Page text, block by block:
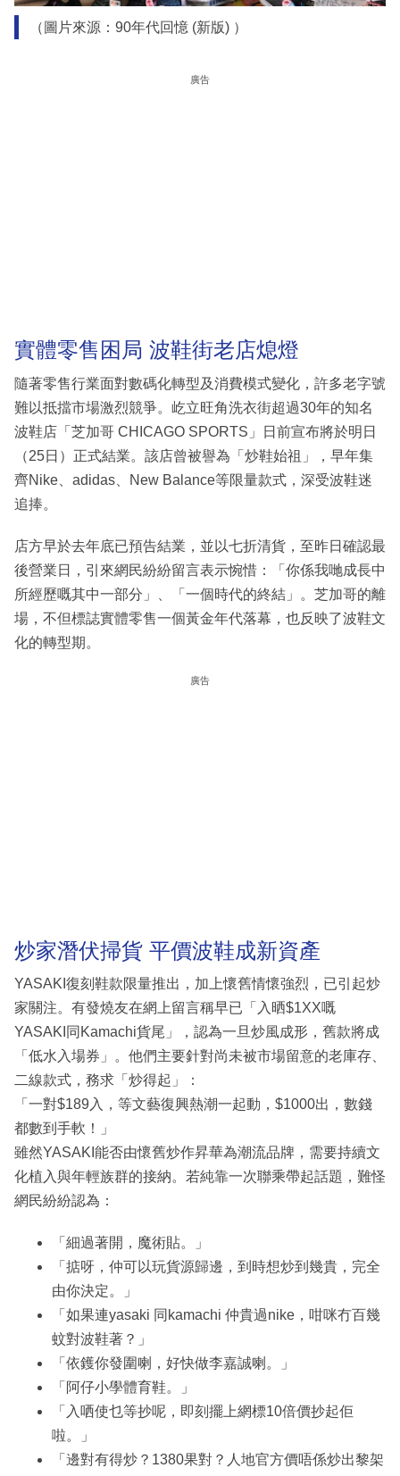
（圖片來源：90年代回憶 (新版) ）
廣告
實體零售困局 波鞋街老店熄燈
隨著零售行業面對數碼化轉型及消費模式變化，許多老字號
難以抵擋市場激烈競爭。屹立旺角洗衣街超過30年的知名
波鞋店「芝加哥 CHICAGO SPORTS」日前宣布將於明日
（25日）正式結業。該店曾被譽為「炒鞋始祖」，早年集
齊Nike、adidas、New Balance等限量款式，深受波鞋迷
追捧。
店方早於去年底已預告結業，並以七折清貨，至昨日確認最
後營業日，引來網民紛紛留言表示惋惜：「你係我哋成長中
所經歷嘅其中一部分」、「一個時代的終結」。芝加哥的離
場，不但標誌實體零售一個黃金年代落幕，也反映了波鞋文
化的轉型期。
廣告
炒家潛伏掃貨 平價波鞋成新資產
YASAKI復刻鞋款限量推出，加上懷舊情懷強烈，已引起炒
家關注。有發燒友在網上留言稱早已「入晒$1XX嘅
YASAKI同Kamachi貨尾」，認為一旦炒風成形，舊款將成
「低水入場券」。他們主要針對尚未被市場留意的老庫存、
二線款式，務求「炒得起」：
「一對$189入，等文藝復興熱潮一起動，$1000出，數錢
都數到手軟！」
雖然YASAKI能否由懷舊炒作昇華為潮流品牌，需要持續文
化植入與年輕族群的接納。若純靠一次聯乘帶起話題，難怪
網民紛紛認為：
「細過著開，魔術貼。」
「掂呀，仲可以玩貨源歸邊，到時想炒到幾貴，完全
由你決定。」
「如果連yasaki 同kamachi 仲貴過nike，咁咪冇百幾
蚊對波鞋著？」
「依鑊你發圍喇，好快做李嘉誠喇。」
「阿仔小學體育鞋。」
「入哂使乜等抄呢，即刻擺上網標10倍價抄起佢
啦。」
「邊對有得炒？1380果對？人地官方價唔係炒出黎架